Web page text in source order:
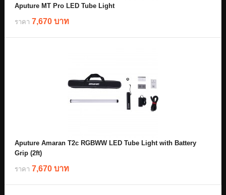
Aputure MT Pro LED Tube Light
ราคา 7,670 บาท
Aputure Amaran T2c RGBWW LED Tube Light with Battery
Grip (2ft)
ราคา 7,670 บาท